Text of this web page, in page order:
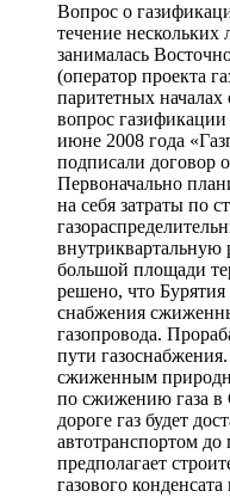
Вопрос о
течение нескольких
занималась
(оператор проекта
паритетных
вопрос
июне 2008 года
подписали договор
Первоначально
на себя затраты по
внутриквартальную
большой площади
решено, что
снабжения
газопровода.
пути
сжиженным
по сжижению газа в
дороге газ будет
автотранспортом
предполагает
газового